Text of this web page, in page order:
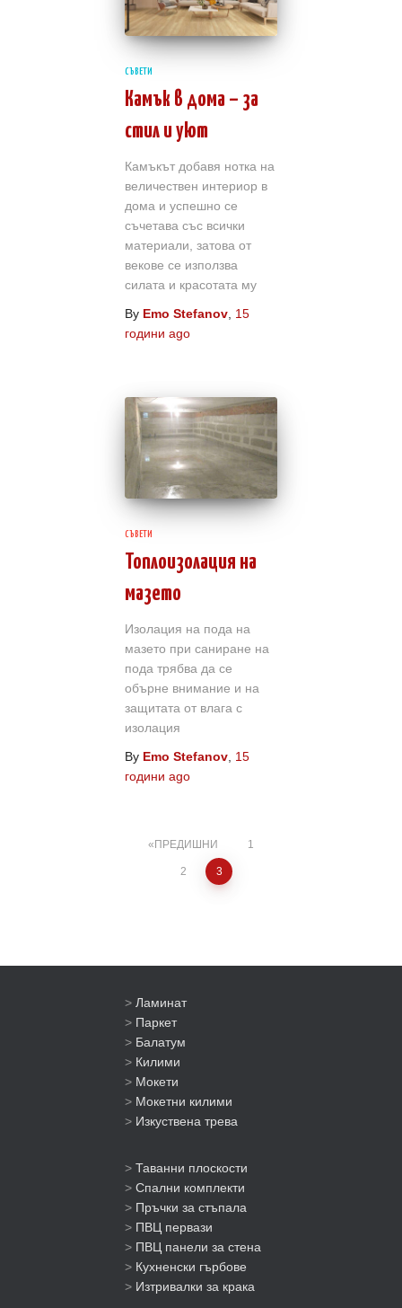
9
o
u
h
9
9
9
.
СЪВЕТИ
Камък в дома – за
стил и уют
Камъкът добавя нотка на
величествен интериор в
дома и успешно се
съчетава със всички
материали, затова от
векове се използва
силата и красотата му
By Emo Stefanov 15
години ago
СЪВЕТИ
Топлоизолация на
мазето
Изолация на пода на
мазето при саниране на
пода трябва да се
обърне внимание и на
защитата от влага с
изолация
By Emo Stefanov 15
години ago
Разделяне
на
страници
ПРЕДИШНИ 1
2 3
> Ламинат
> Паркет
> Балатум
> Килими
> Мокети
> Мокетни килими
> Изкуствена трева
> Таванни плоскости
> Спални комплекти
> Пръчки за стъпала
> ПВЦ первази
> ПВЦ панели за стена
> Кухненски гърбове
> Изтривалки за крака